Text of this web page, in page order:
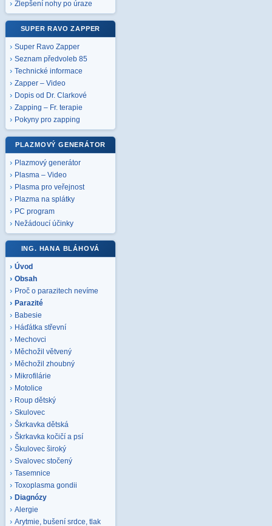
Zlepšení nohy po úraze
SUPER RAVO ZAPPER
Super Ravo Zapper
Seznam předvoleb 85
Technické informace
Zapper – Video
Dopis od Dr. Clarkové
Zapping – Fr. terapie
Pokyny pro zapping
PLAZMOVÝ GENERÁTOR
Plazmový generátor
Plasma – Video
Plasma pro veřejnost
Plazma na splátky
PC program
Nežádoucí účinky
ING. HANA BLÁHOVÁ
Úvod
Obsah
Proč o parazitech nevíme
Parazité
Babesie
Háďátka střevní
Mechovci
Měchožil větvený
Měchožil zhoubný
Mikrofilárie
Motolice
Roup dětský
Skulovec
Škrkavka dětská
Škrkavka kočičí a psí
Škulovec široký
Svalovec stočený
Tasemnice
Toxoplasma gondii
Diagnózy
Alergie
Arytmie, bušení srdce, tlak